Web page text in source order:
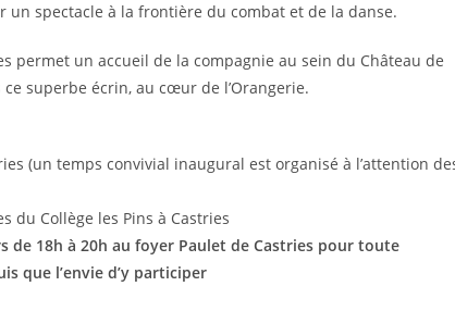
un spectacle à la frontière du combat et de la danse.
permet un accueil de la compagnie au sein du Château de
superbe écrin, au cœur de l’Orangerie.
(un temps convivial inaugural est organisé à l’attention
du Collège les Pins à Castries
de 18h à 20h au foyer Paulet de Castries pour toute
que l’envie d’y participer